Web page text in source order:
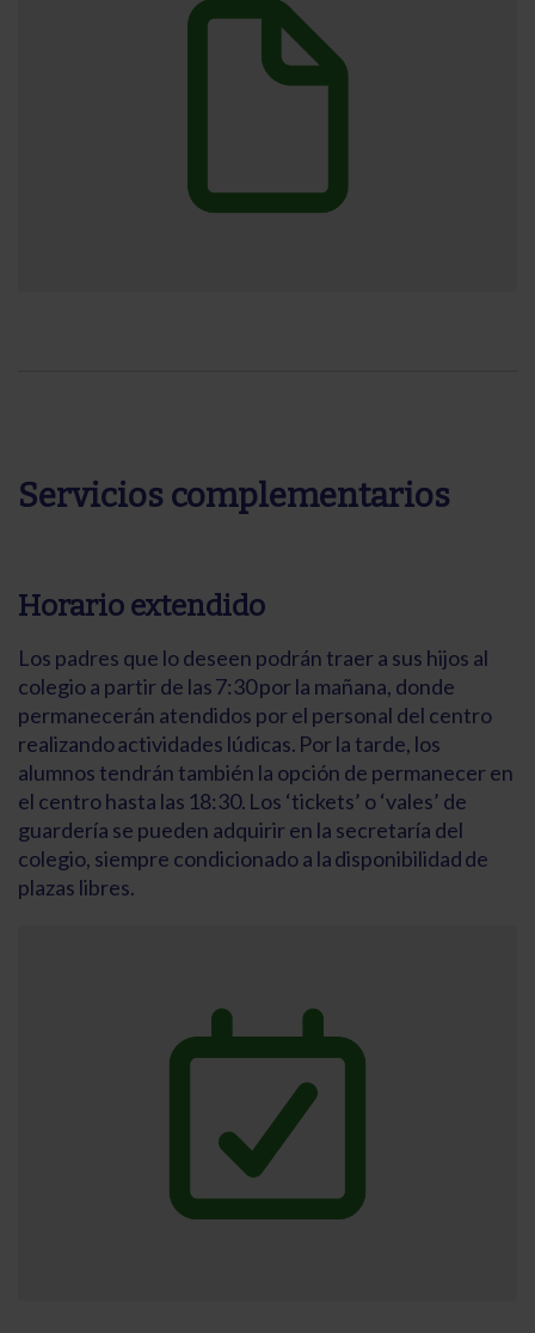
Servicios complementarios
Horario extendido
Los padres que lo deseen podrán traer a sus hijos al
colegio a partir de las 7:30 por la mañana, donde
permanecerán atendidos por el personal del centro
realizando actividades lúdicas. Por la tarde, los
alumnos tendrán también la opción de permanecer en
el centro hasta las 18:30. Los ‘tickets’ o ‘vales’ de
guardería se pueden adquirir en la secretaría del
colegio, siempre condicionado a la disponibilidad de
plazas libres.